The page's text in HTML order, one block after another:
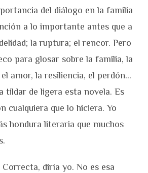
del diálogo en la familia
a lo importante antes que a
la ruptura; el rencor. Pero
para glosar sobre la familia, la
amor, la resiliencia, el perdón…
tildar de ligera esta novela. Es
cualquiera que lo hiciera. Yo
hondura literaria que muchos
diría yo. No es esa